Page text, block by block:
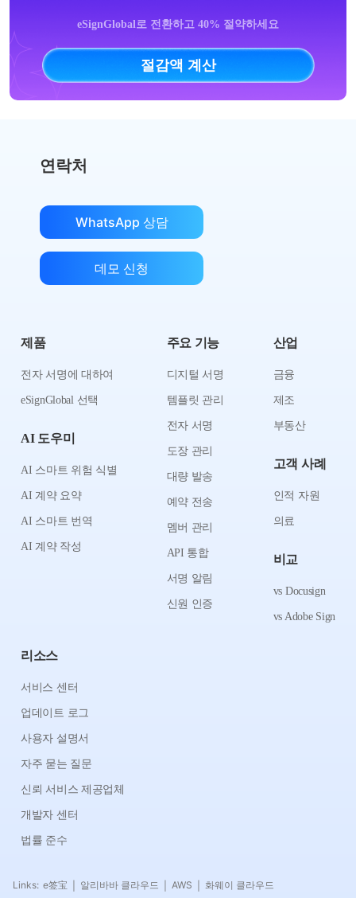
eSignGlobal로 전환하고 40% 절약하세요
절감액 계산
연락처
WhatsApp 상담
데모 신청
제품
전자 서명에 대하여
eSignGlobal 선택
AI 도우미
AI 스마트 위험 식별
AI 계약 요약
AI 스마트 번역
AI 계약 작성
주요 기능
디지털 서명
템플릿 관리
전자 서명
도장 관리
대량 발송
예약 전송
멤버 관리
API 통합
서명 알림
신원 인증
산업
금융
제조
부동산
고객 사례
인적 자원
의료
비교
vs Docusign
vs Adobe Sign
리소스
서비스 센터
업데이트 로그
사용자 설명서
자주 묻는 질문
신뢰 서비스 제공업체
개발자 센터
법률 준수
Links: e签宝 알리바바 클라우드 AWS 화웨이 클라우드